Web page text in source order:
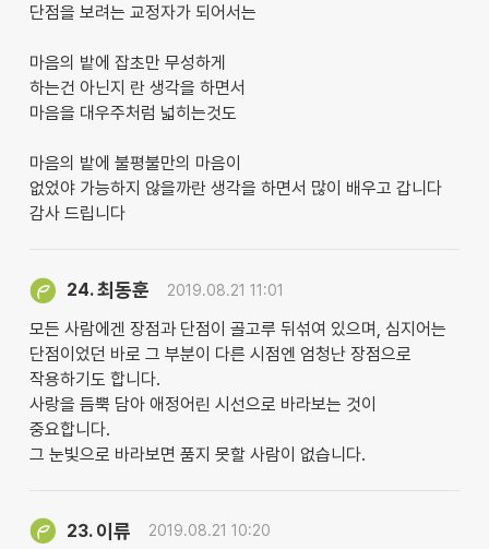
단점을 보려는 교정자가 되어서는
마음의 밭에 잡초만 무성하게
하는건 아닌지 란 생각을 하면서
마음을 대우주처럼 넓히는것도
마음의 밭에 불평불만의 마음이
없었야 가능하지 않을까란 생각을 하면서 많이 배우고 갑니다
감사 드립니다
24.최동훈 2019.08.21 11:01
모든 사람에겐 장점과 단점이 골고루 뒤섞여 있으며, 심지어는
단점이었던 바로 그 부분이 다른 시점엔 엄청난 장점으로
작용하기도 합니다.
사랑을 듬뿍 담아 애정어린 시선으로 바라보는 것이
중요합니다.
그 눈빛으로 바라보면 품지 못할 사람이 없습니다.
23. 이류 2019.08.21 10:20